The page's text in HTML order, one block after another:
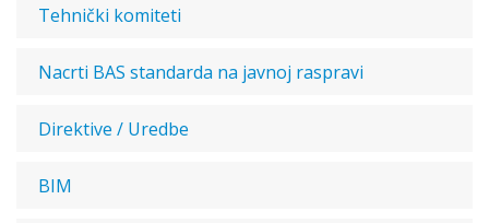
Tehnički komiteti
Nacrti BAS standarda na javnoj raspravi
Direktive / Uredbe
BIM